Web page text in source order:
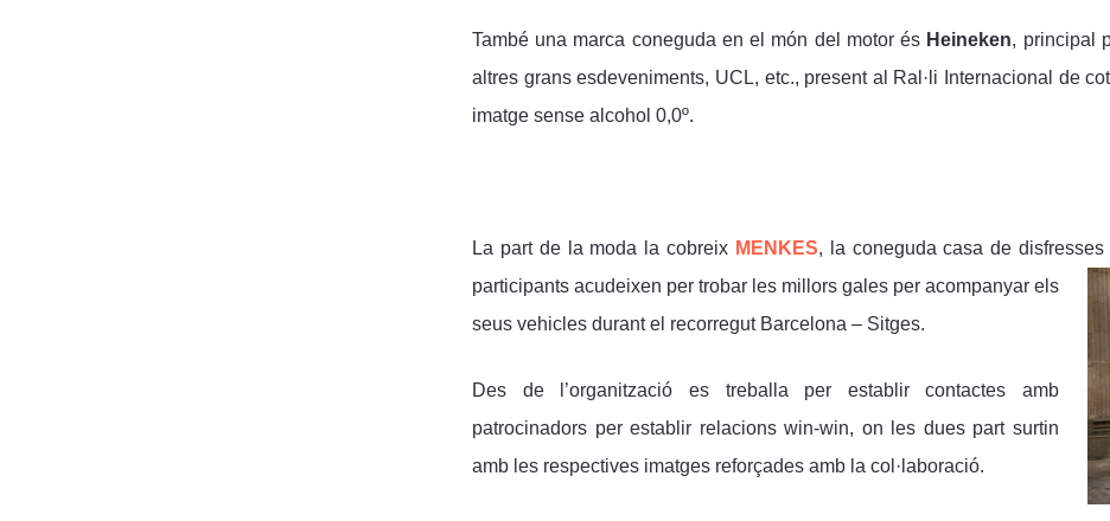
També una marca coneguda en el món del motor és Heineken, principal
altres grans esdeveniments, UCL, etc., present al Ral·li Internacional de
imatge sense alcohol 0,0º.
La part de la moda la cobreix MENKES, la coneguda casa de
participants acudeixen per trobar les millors gales per acompanyar els
seus vehicles durant el recorregut Barcelona – Sitges.
Des de l’organització es treballa per establir contactes amb
patrocinadors per establir relacions win-win, on les dues part surtin
amb les respectives imatges reforçades amb la col·laboració.